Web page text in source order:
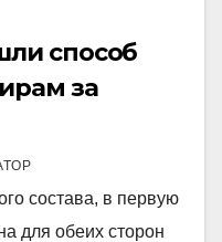
способ
за
состава, в первую
для обеих сторон